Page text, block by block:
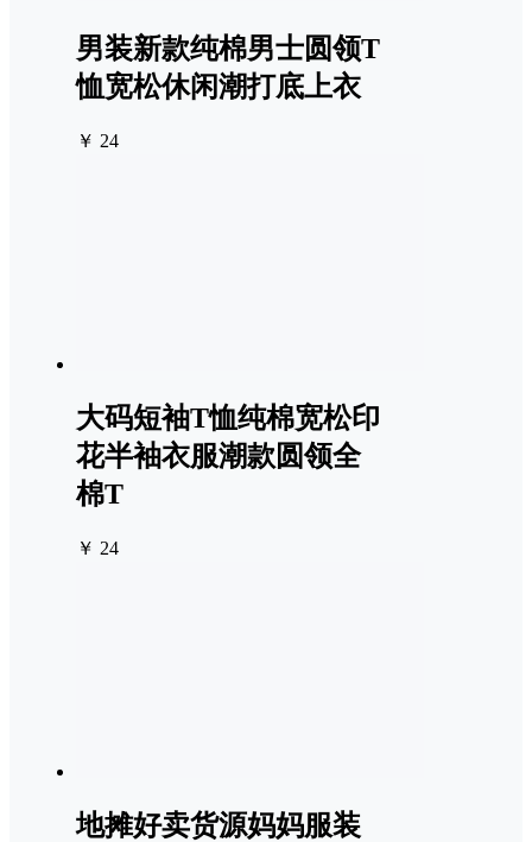
男装新款纯棉男士圆领T
恤宽松休闲潮打底上衣
￥ 24
大码短袖T恤纯棉宽松印
花半袖衣服潮款圆领全
棉T
￥ 24
地摊好卖货源妈妈服装